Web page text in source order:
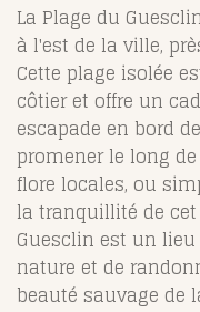
La Plage du
à l'est de la ville,
Cette plage isolée
côtier et offre un
escapade en bord
promener le long
flore locales, ou
la tranquillité de
Guesclin est un
nature et de
beauté sauvage de